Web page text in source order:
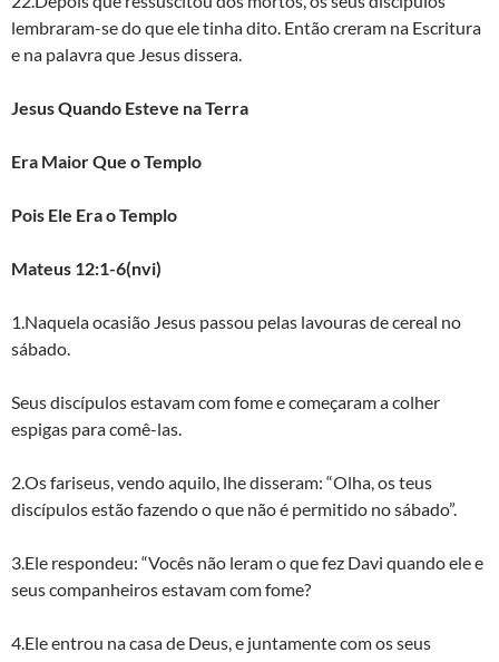
lembraram-se do que ele tinha dito. Então creram na Escritura
e na palavra que Jesus dissera.
Jesus Quando Esteve na Terra
Era Maior Que o Templo
Pois Ele Era o Templo
Mateus 12:1-6(nvi)
1.Naquela ocasião Jesus passou pelas lavouras de cereal no
sábado.
Seus discípulos estavam com fome e começaram a colher
espigas para comê-las.
2.Os fariseus, vendo aquilo, lhe disseram: “Olha, os teus
discípulos estão fazendo o que não é permitido no sábado”.
3.Ele respondeu: “Vocês não leram o que fez Davi quando ele e
seus companheiros estavam com fome?
4.Ele entrou na casa de Deus, e juntamente com os seus